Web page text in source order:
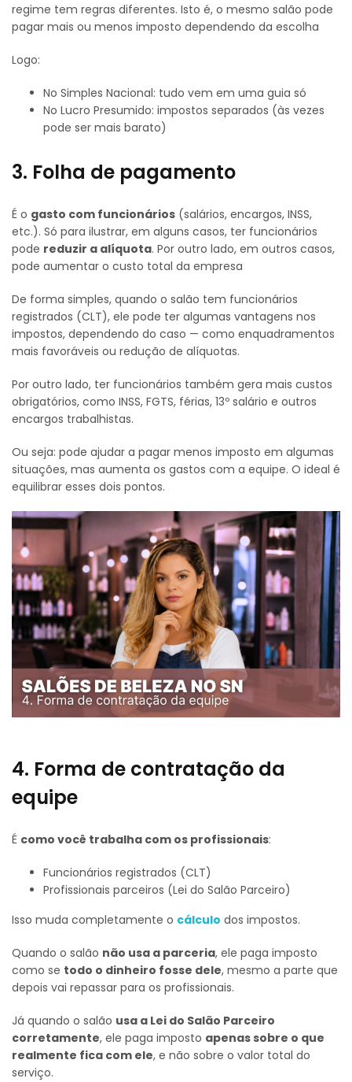
regime tem regras diferentes. Isto é, o mesmo salão pode
pagar mais ou menos imposto dependendo da escolha
Logo:
No Simples Nacional: tudo vem em uma guia só
No Lucro Presumido: impostos separados (às vezes
pode ser mais barato)
3. Folha de pagamento
É o gasto com funcionários (salários, encargos, INSS,
etc.). Só para ilustrar, em alguns casos, ter funcionários
pode reduzir a alíquota. Por outro lado, em outros casos,
pode aumentar o custo total da empresa
De forma simples, quando o salão tem funcionários
registrados (CLT), ele pode ter algumas vantagens nos
impostos, dependendo do caso — como enquadramentos
mais favoráveis ou redução de alíquotas.
Por outro lado, ter funcionários também gera mais custos
obrigatórios, como INSS, FGTS, férias, 13º salário e outros
encargos trabalhistas.
Ou seja: pode ajudar a pagar menos imposto em algumas
situações, mas aumenta os gastos com a equipe. O ideal é
equilibrar esses dois pontos.
4. Forma de contratação da
equipe
É como você trabalha com os profissionais:
Funcionários registrados (CLT)
Profissionais parceiros (Lei do Salão Parceiro)
Isso muda completamente o cálculo dos impostos.
Quando o salão não usa a parceria, ele paga imposto
como se todo o dinheiro fosse dele, mesmo a parte que
depois vai repassar para os profissionais.
Já quando o salão usa a Lei do Salão Parceiro
corretamente, ele paga imposto apenas sobre o que
realmente fica com ele, e não sobre o valor total do
serviço.